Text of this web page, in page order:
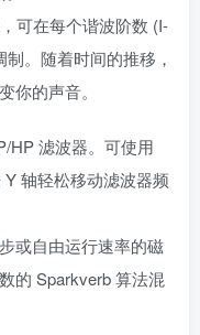
可在每个谐波阶数 (I-
。随着时间的推移，
你的声音。
HP 滤波器。可使用
Y 轴轻松移动滤波器频
或自由运行速率的磁
的 Sparkverb 算法混